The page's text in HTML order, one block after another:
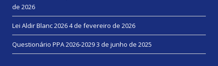
de 2026
Lei Aldir Blanc 20264 de fevereiro de 2026
Questionário PPA 2026-20293 de junho de 2025